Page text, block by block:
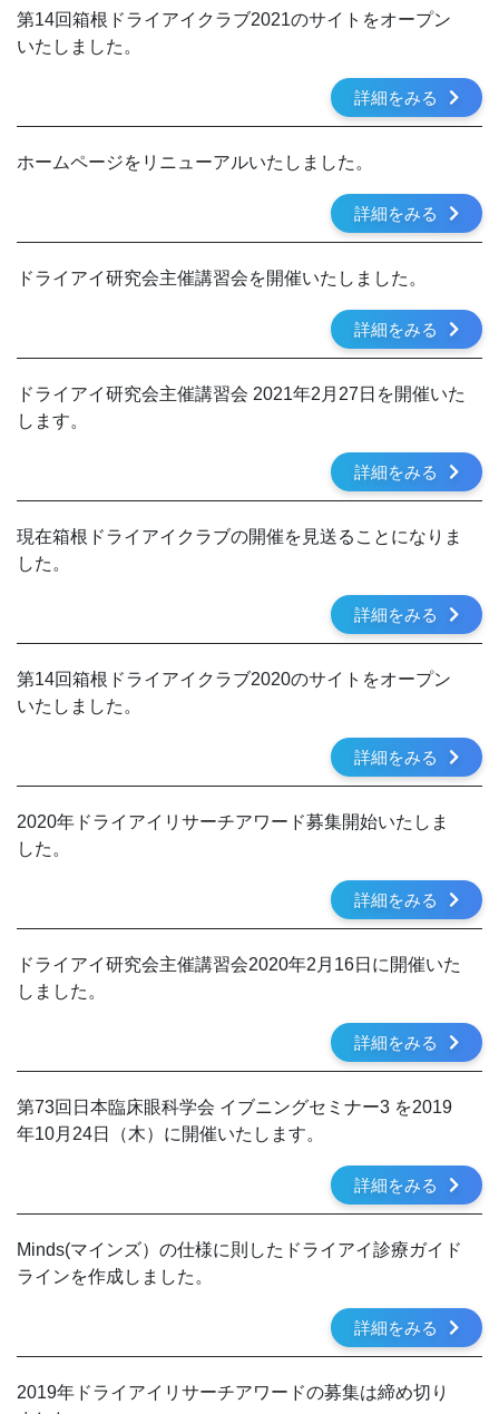
第14回箱根ドライアイクラブ2021のサイトをオープン
いたしました。
詳細をみる
ホームページをリニューアルいたしました。
詳細をみる
ドライアイ研究会主催講習会を開催いたしました。
詳細をみる
ドライアイ研究会主催講習会 2021年2月27日を開催いた
します。
詳細をみる
現在箱根ドライアイクラブの開催を見送ることになりま
した。
詳細をみる
第14回箱根ドライアイクラブ2020のサイトをオープン
いたしました。
詳細をみる
2020年ドライアイリサーチアワード募集開始いたしま
した。
詳細をみる
ドライアイ研究会主催講習会2020年2月16日に開催いた
しました。
詳細をみる
第73回日本臨床眼科学会 イブニングセミナー3 を2019
年10月24日（木）に開催いたします。
詳細をみる
Minds(マインズ）の仕様に則したドライアイ診療ガイド
ラインを作成しました。
詳細をみる
2019年ドライアイリサーチアワードの募集は締め切り